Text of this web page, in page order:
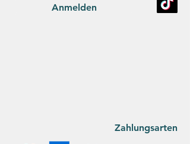
Anmelden
Zahlungsarten